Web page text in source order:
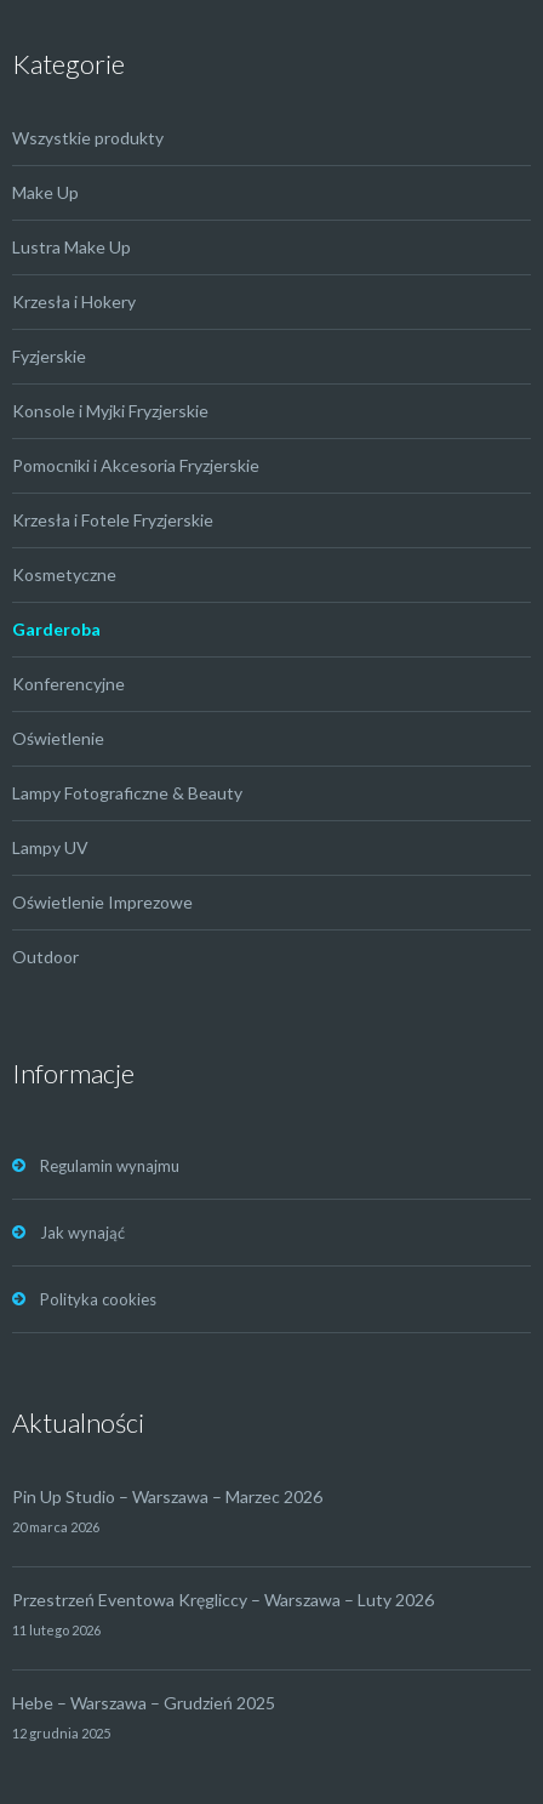
Kategorie
Wszystkie produkty
Make Up
Lustra Make Up
Krzesła i Hokery
Fyzjerskie
Konsole i Myjki Fryzjerskie
Pomocniki i Akcesoria Fryzjerskie
Krzesła i Fotele Fryzjerskie
Kosmetyczne
Garderoba
Konferencyjne
Oświetlenie
Lampy Fotograficzne & Beauty
Lampy UV
Oświetlenie Imprezowe
Outdoor
Informacje
Regulamin wynajmu
Jak wynająć
Polityka cookies
Aktualności
Pin Up Studio – Warszawa – Marzec 2026
20 marca 2026
Przestrzeń Eventowa Kręgliccy – Warszawa – Luty 2026
11 lutego 2026
Hebe – Warszawa – Grudzień 2025
12 grudnia 2025